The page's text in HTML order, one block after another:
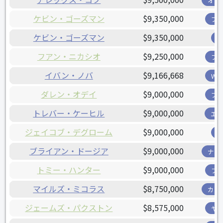
ケビン・ゴーズマン $9,350,000 ブ
ケビン・ゴーズマン $9,350,000
フアン・ニカシオ $9,250,000 フ
イバン・ノバ $9,166,668 W
ダレン・オデイ $9,000,000 ブ
トレバー・ケーヒル $9,000,000 エ
ジェイコブ・デグローム $9,000,000
ブライアン・ドージア $9,000,000 ナシ
トミー・ハンター $9,000,000 フ
マイルズ・ミコラス $8,750,000 カー
ジェームズ・パクストン $8,575,000 ヤ